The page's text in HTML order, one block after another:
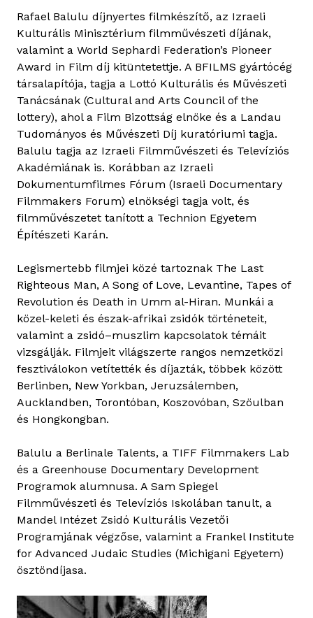
z
k
a
P
r
z
y
b
y
s
z
e
w
a
t
a
r
t
a
l
o
m
l
k
a
p
c
s
o
t
Rafael Balulu díjnyertes filmkészítő, az Izraeli
Kulturális Minisztérium filmművészeti díjának,
valamint a World Sephardi Federation’s Pioneer
Award in Film díj kitüntetettje. A BFILMS gyártócég
társalapítója, tagja a Lottó Kulturális és Művészeti
Tanácsának (Cultural and Arts Council of the
lottery), ahol a Film Bizottság elnöke és a Landau
Tudományos és Művészeti Díj kuratóriumi tagja.
Balulu tagja az Izraeli Filmművészeti és Televíziós
Akadémiának is. Korábban az Izraeli
Dokumentumfilmes Fórum (Israeli Documentary
Filmmakers Forum) elnökségi tagja volt, és
filmművészetet tanított a Technion Egyetem
Építészeti Karán.
Legismertebb filmjei közé tartoznak The Last
Righteous Man, A Song of Love, Levantine, Tapes of
Revolution és Death in Umm al-Hiran. Munkái a
közel-keleti és észak-afrikai zsidók történeteit,
valamint a zsidó–muszlim kapcsolatok témáit
vizsgálják. Filmjeit világszerte rangos nemzetközi
fesztiválokon vetítették és díjazták, többek között
Berlinben, New Yorkban, Jeruzsálemben,
Aucklandben, Torontóban, Koszovóban, Szöulban
és Hongkongban.
Balulu a Berlinale Talents, a TIFF Filmmakers Lab
és a Greenhouse Documentary Development
Programok alumnusa. A Sam Spiegel
Filmművészeti és Televíziós Iskolában tanult, a
Mandel Intézet Zsidó Kulturális Vezetői
Programjának végzőse, valamint a Frankel Institute
for Advanced Judaic Studies (Michigani Egyetem)
ösztöndíjasa.